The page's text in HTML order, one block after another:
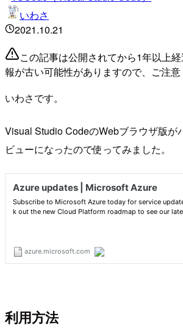
いわさ
2021.10.21
この記事は公開されてから1年以上
報が古い可能性がありますので、ご注意
いわさです。
Visual Studio CodeのWebブラウザ版が
ビューになったので使ってみました。
利用方法